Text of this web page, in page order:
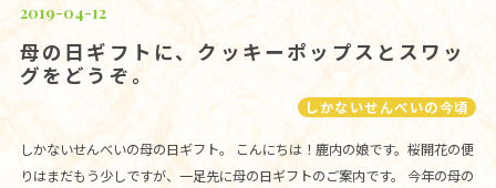
2019-04-12
母の日ギフトに、クッキーポップスとスワッ
グをどうぞ。
しかないせんべいの今頃
しかないせんべいの母の日ギフト。 こんにちは！鹿内の娘です。桜開花の便
りはまだもう少しですが、一足先に母の日ギフトのご案内です。 今年の母の